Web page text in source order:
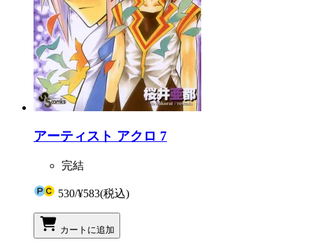
アーティスト アクロ 7
完結
530/¥583(税込)
カートに追加